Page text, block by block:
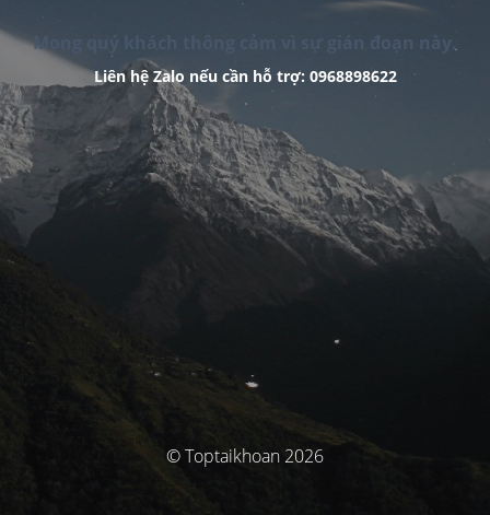
Mong quý khách thông cảm vì sự gián đoạn này.
Liên hệ Zalo nếu cần hỗ trợ: 0968898622
© Toptaikhoan 2026